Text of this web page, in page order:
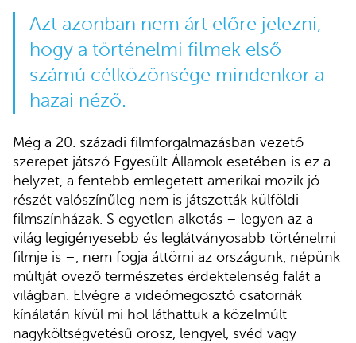
Azt azonban nem árt előre jelezni,
hogy a történelmi filmek első
számú célközönsége mindenkor a
hazai néző.
Még a 20. századi filmforgalmazásban vezető
szerepet játszó Egyesült Államok esetében is ez a
helyzet, a fentebb emlegetett amerikai mozik jó
részét valószínűleg nem is játszották külföldi
filmszínházak. S egyetlen alkotás – legyen az a
világ legigényesebb és leglátványosabb történelmi
filmje is –, nem fogja áttörni az országunk, népünk
múltját övező természetes érdektelenség falát a
világban. Elvégre a videómegosztó csatornák
kínálatán kívül mi hol láthattuk a közelmúlt
nagyköltségvetésű orosz, lengyel, svéd vagy